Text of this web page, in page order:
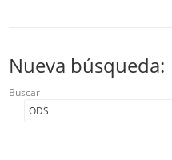
Nueva búsqueda:
Buscar